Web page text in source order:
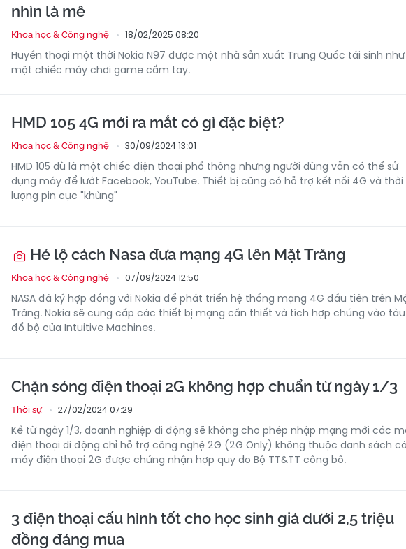
nhìn là mê
Khoa học & Công nghệ 18/02/2025 08:20
Huyền thoại một thời Nokia N97 được một nhà sản xuất Trung Quốc tái sinh như
một chiếc máy chơi game cầm tay.
HMD 105 4G mới ra mắt có gì đặc biệt?
Khoa học & Công nghệ 30/09/2024 13:01
HMD 105 dù là một chiếc điện thoại phổ thông nhưng người dùng vẫn có thể sử
dụng máy để lướt Facebook, YouTube. Thiết bị cũng có hỗ trợ kết nối 4G và thời
lượng pin cực "khủng"
Hé lộ cách Nasa đưa mạng 4G lên Mặt Trăng
Khoa học & Công nghệ 07/09/2024 12:50
NASA đã ký hợp đồng với Nokia để phát triển hệ thống mạng 4G đầu tiên trên
Trăng. Nokia sẽ cung cấp các thiết bị mạng cần thiết và tích hợp chúng vào tàu
đổ bộ của Intuitive Machines.
Chặn sóng điện thoại 2G không hợp chuẩn từ ngày 1/3
Thời sự 27/02/2024 07:29
Kể từ ngày 1/3, doanh nghiệp di động sẽ không cho phép nhập mạng mới các
điện thoại di động chỉ hỗ trợ công nghệ 2G (2G Only) không thuộc danh sách
máy điện thoại 2G được chứng nhận hợp quy do Bộ TT&TT công bố.
3 điện thoại cấu hình tốt cho học sinh giá dưới 2,5 triệu
đồng đáng mua